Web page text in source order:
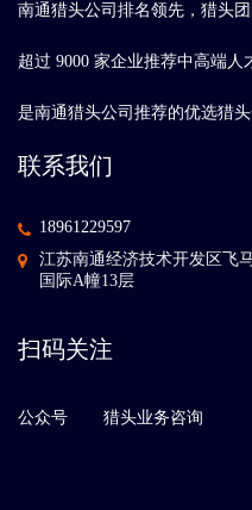
南通猎头公司排名领先，猎头
超过 9000 家企业推荐中高端人
是南通猎头公司推荐的优选猎头
联系我们
18961229597
江苏南通经济技术开发区飞
国际A幢13层
扫码关注
公众号 猎头业务咨询